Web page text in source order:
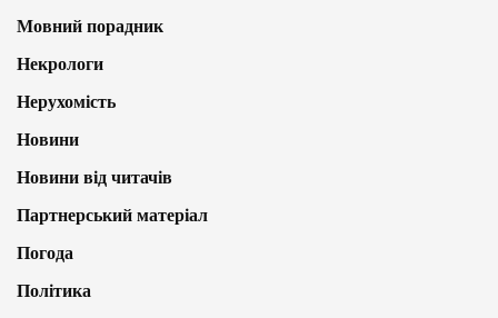
Мовний порадник
Некрологи
Нерухомість
Новини
Новини від читачів
Партнерський матеріал
Погода
Політика